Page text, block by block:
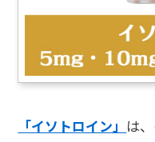
「イソトロイン」 は